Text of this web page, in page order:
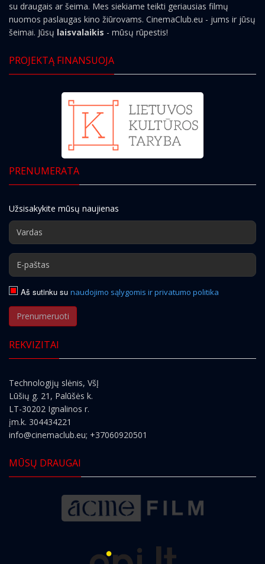
su draugais ar šeima. Mes siekiame teikti geriausias filmų
nuomos paslaugas kino žiūrovams. CinemaClub.eu - jums ir jūsų
šeimai. Jūsų laisvalaikis - mūsų rūpestis!
PROJEKTĄ FINANSUOJA
PRENUMERATA
Užsisakykite mūsų naujienas
Aš sutinku su naudojimo sąlygomis ir privatumo politika
Prenumeruoti
REKVIZITAI
Technologijų slėnis, VšĮ
Lūšių g. 21, Palūšės k.
LT-30202 Ignalinos r.
įm.k. 304434221
info@cinemaclub.eu; +37060920501
MŪSŲ DRAUGAI